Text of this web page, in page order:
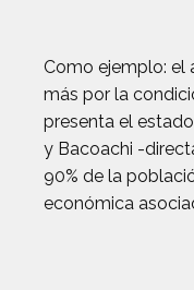
Como ejemplo: el
más por la
presenta el
y Bacoachi -
90% de la
económica